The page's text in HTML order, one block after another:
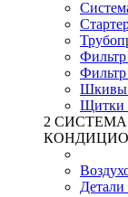
Фильтр
Шкивы
Щитки
2
Детали